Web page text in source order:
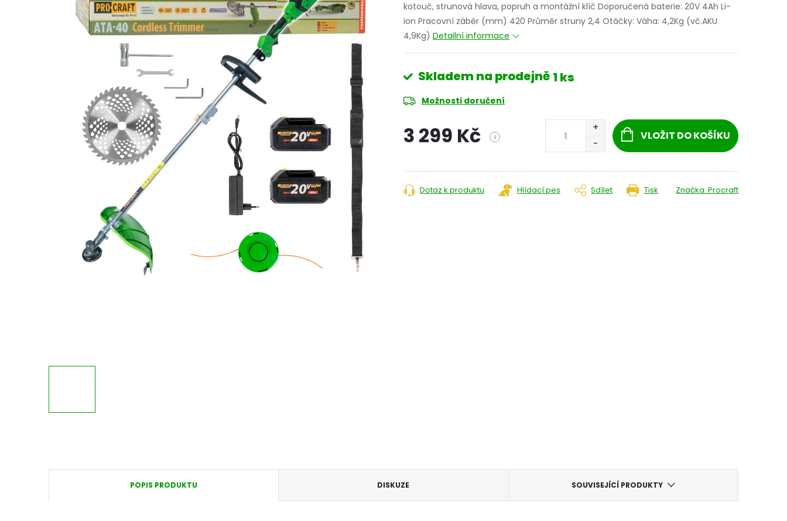
kotouč, strunová hlava, popruh a montážní klíč Doporučená baterie: 20V 4Ah Li-
ion Pracovní záběr (mm) 420 Průměr struny 2,4 Otáčky: Váha: 4,2Kg (vč.AKU
4,9Kg) Detailní informace
Skladem na prodejně 1 ks
Možnosti doručení
3 299 Kč i VLOŽIT DO KOŠÍKU
Tisk
Dotaz k produktu Hlídací pes Sdílet Značka: Procraft
POPIS PRODUKTU DISKUZE SOUVISEJÍCÍ PRODUKTY